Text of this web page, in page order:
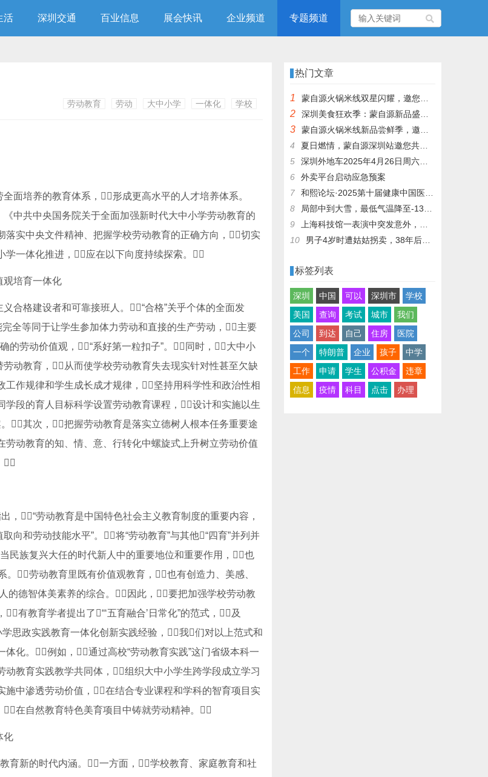
活 深圳交通 百业信息 展会快讯 企业频道 专题频道
劳动教育 劳动 大中小学 一体化 学校
面培养的教育体系，形成更高水平的人才培养体系。
中共中央国务院关于全面加强新时代大中小学劳动教育的
实中央文件精神、把握学校劳动教育的正确方向，切实
一体化推进，应在以下向度持续探索。
观培育一体化
合格建设者和可靠接班人。“合格”关乎个体的全面发
全等同于让学生参加体力劳动和直接的生产劳动，主要
劳动价值观，“系好第一粒扣子”。同时，大中小
动教育，从而使学校劳动教育失去现实针对性甚至欠缺
作规律和学生成长成才规律，坚持用科学性和政治性相
段的育人目标科学设置劳动教育课程，设计和实施以生
其次，把握劳动教育是落实立德树人根本任务重要途
动教育的知、情、意、行转化中螺旋式上升树立劳动价值
，“劳动教育是中国特色社会主义教育制度的重要内容，
和劳动技能水平”。将“劳动教育”与其他“四育”并列并
民族复兴大任的时代新人中的重要地位和重要作用，也
劳动教育里既有价值观教育，也有创造力、美感、
德智体美素养的综合。因此，要把加强学校劳动教
有教育学者提出了“‘五育融合’日常化”的范式，及
学思政实践教育一体化创新实践经验，我们对以上范式和
化。例如，通过高校“劳动教育实践”这门省级本科一
教育实践教学共同体，组织大中小学生跨学段成立学习
中渗透劳动价值，在结合专业课程和学科的智育项目实
在自然教育特色美育项目中铸就劳动精神。
化
育新的时代内涵。一方面，学校教育、家庭教育和社
热门文章
1 蒙自源火锅米线双星闪耀，邀您共享辣爽夏日盛宴！
2 深圳美食狂欢季：蒙自源新品盛宴邀您品尝
3
蒙自源火锅米线新品尝鲜季，邀您共享味蕾盛宴！
4
夏日燃情，蒙自源深圳站邀您共赴美食盛宴！
5
深圳外地车2025年4月26日周六限行吗
6
外卖平台启动应急预案
7
和熙论坛·2025第十届健康中国医药连锁发展论坛在泰州举办
8
局部中到大雪，最低气温降至-13℃，济南今冬的第一场雪，或跟去年同一时间！
9
上海科技馆一表演中突发意外，机器人从高处坠落摔毁
10
男子4岁时遭姑姑拐卖，38年后终回家认亲！聋哑父母苦寻多年，母亲已抱憾离世丨红星寻人
标签列表
深圳 中国 可以 深圳市
学校
美国
查询 考试 城市
我们
公司
到达 自己 住房
医院
一个
特朗普 企业 孩子
中学
工作
申请 学生 公积金
违章
信息
疫情 科目 点击 办理